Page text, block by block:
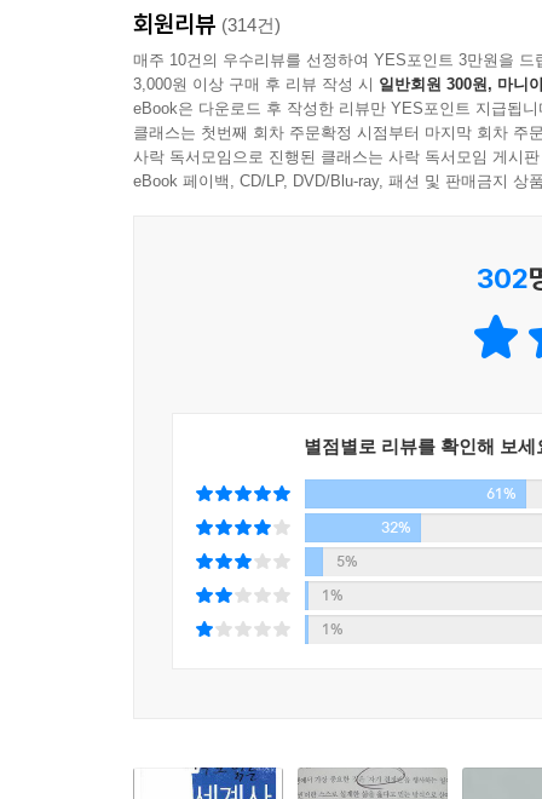
대세를 형성할 만큼 상처받은 사람이 많은 ‘멘
고민이라고 그는 믿는다.
상처받지 않는 삶은 없다. 상처받지 않고 살아야
어떤 날카로운 모서리에 부딪쳐도 치명상을 입지
힘과 능력은 인생이 살 만한 가치가 있다는 확신,
‘왜 자살하지 않는가?’ 카뮈의 질문에 나는 대답
사람들이 있다. 설렘과 황홀, 그리움, 사랑의 느
없게 되었을 때, 그때 조금 아쉬움을 남긴 채 떠나
이 책에서 유시민은 도덕을 설교하거나 당위를
놓고 비판하거나 위로할 생각도 없어 보인다.
바라보고 다루어야 하는지 이야기한다. 삶과 죽
재능 등 우리의 삶을 형성하는 물질적 정신적
들여다보면서 인간의 존엄과 인생의 품격, 삶의
대중적 글쓰기로 많은 독자들의 사랑을 받았던
회원리뷰 (314건)
매주 10건의 우수리뷰를 선정하여 YES포인트 3만원을 드
3,000원 이상 구매 후 리뷰 작성 시 일반회원 300원, 마니
eBook은 다운로드 후 작성한 리뷰만 YES포인트 지급됩니
클래스는 첫번째 회차 주문확정 시점부터 마지막 회차 주
사락 독서모임으로 진행된 클래스는 사락 독서모임 게시
eBook 페이백, CD/LP, DVD/Blu-ray, 패션 및 판매금지 상
302
별점별로 리뷰를 확인해 보세
61%
32%
5%
1%
1%